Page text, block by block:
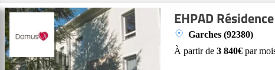
EHPAD
Garches (92380)
À partir de 3 840€ par